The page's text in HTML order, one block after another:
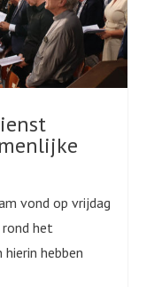
vond op vrijdag
rond het
hebben